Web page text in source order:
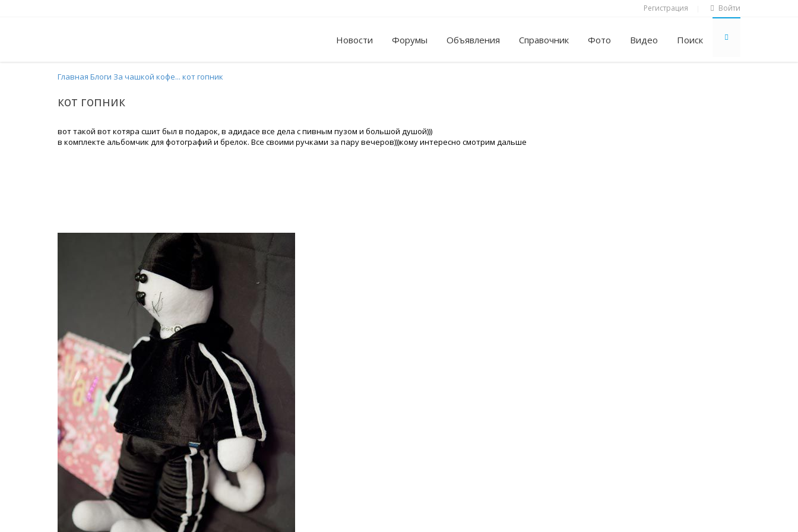
Регистрация Войти
Новости Форумы Объявления Справочник Фото Видео Поиск
Главная Блоги За чашкой кофе... кот гопник
кот гопник
вот такой вот котяра сшит был в подарок, в адидасе все дела с пивным пузом и большой душой)))
в комплекте альбомчик для фотографий и брелок. Все своими ручками за пару вечеров)))кому интересно смотрим дальше